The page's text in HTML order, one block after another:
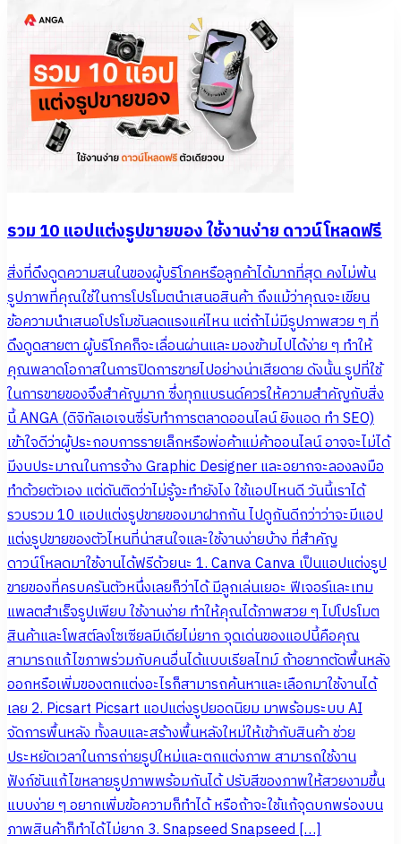
รวม 10 แอปแต่งรูปขายของ ใช้งานง่าย ดาวน์โหลดฟรี
สิ่งที่ดึงดูดความสนในของผู้บริโภคหรือลูกค้าได้มากที่สุด คงไม่พ้น
รูปภาพที่คุณใช้ในการโปรโมตนำเสนอสินค้า ถึงแม้ว่าคุณจะเขียน
ข้อความนำเสนอโปรโมชันลดแรงแค่ไหน แต่ถ้าไม่มีรูปภาพสวย ๆ ที่
ดึงดูดสายตา ผู้บริโภคก็จะเลื่อนผ่านและมองข้ามไปได้ง่าย ๆ ทำให้
คุณพลาดโอกาสในการปิดการขายไปอย่างน่าเสียดาย ดังนั้น รูปที่ใช้
ในการขายของจึงสำคัญมาก ซึ่งทุกแบรนด์ควรให้ความสำคัญกับสิ่ง
นี้ ANGA (ดิจิทัลเอเจนซี่รับทำการตลาดออนไลน์ ยิงแอด ทำ SEO)
เข้าใจดีว่าผู้ประกอบการรายเล็กหรือพ่อค้าแม่ค้าออนไลน์ อาจจะไม่ได้
มีงบประมาณในการจ้าง Graphic Designer และอยากจะลองลงมือ
ทำด้วยตัวเอง แต่ดันติดว่าไม่รู้จะทำยังไง ใช้แอปไหนดี วันนี้เราได้
รวบรวม 10 แอปแต่งรูปขายของมาฝากกัน ไปดูกันดีกว่าว่าจะมีแอป
แต่งรูปขายของตัวไหนที่น่าสนใจและใช้งานง่ายบ้าง ที่สำคัญ
ดาวน์โหลดมาใช้งานได้ฟรีด้วยนะ 1. Canva Canva เป็นแอปแต่งรูป
ขายของที่ครบครันตัวหนึ่งเลยก็ว่าได้ มีลูกเล่นเยอะ ฟีเจอร์และเทม
แพลตสำเร็จรูปเพียบ ใช้งานง่าย ทำให้คุณได้ภาพสวย ๆ ไปโปรโมต
สินค้าและโพสต์ลงโซเซียลมีเดียไม่ยาก จุดเด่นของแอปนี้คือคุณ
สามารถแก้ไขภาพร่วมกับคนอื่นได้แบบเรียลไทม์ ถ้าอยากตัดพื้นหลัง
ออกหรือเพิ่มของตกแต่งอะไรก็สามารถค้นหาและเลือกมาใช้งานได้
เลย 2. Picsart Picsart แอปแต่งรูปยอดนิยม มาพร้อมระบบ AI
จัดการพื้นหลัง ทั้งลบและสร้างพื้นหลังใหม่ให้เข้ากับสินค้า ช่วย
ประหยัดเวลาในการถ่ายรูปใหม่และตกแต่งภาพ สามารถใช้งาน
ฟังก์ชันแก้ไขหลายรูปภาพพร้อมกันได้ ปรับสีของภาพให้สวยงามขึ้น
แบบง่าย ๆ อยากเพิ่มข้อความก็ทำได้ หรือถ้าจะใช้แก้จุดบกพร่องบน
ภาพสินค้าก็ทำได้ไม่ยาก 3. Snapseed Snapseed […]